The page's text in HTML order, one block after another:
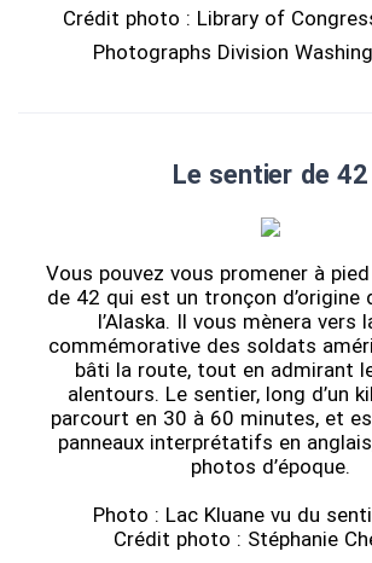
Crédit photo : Library of
Photographs Division
Le sentier de 42
Vous pouvez vous promener à
de 42 qui est un tronçon d’origine
l’Alaska. Il vous mènera vers
commémorative des soldats
bâti la route, tout en admirant
alentours. Le sentier, long d’un
parcourt en 30 à 60 minutes, et
panneaux interprétatifs en
photos d’époque.
Photo : Lac Kluane vu du
Crédit photo : Stéphanie